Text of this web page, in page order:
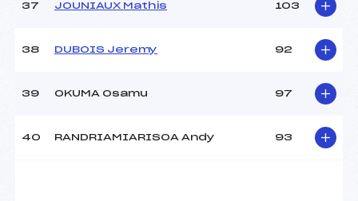
37 JOUNIAUX Mathis 103
38 DUBOIS Jeremy 92
39 OKUMA Osamu 97
40 RANDRIAMIARISOA Andy 93